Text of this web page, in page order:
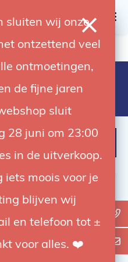
sluiten wij onze
ontzettend veel
ontmoetingen,
de fijne jaren
sluit
28 juni om 23:00
in de uitverkoop.
iets moois voor je
blijven wij
en telefoon tot ±
voor alles. ❤️
elinchrom